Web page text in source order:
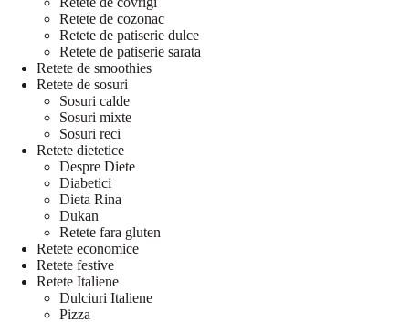
Retete de cozonac
Retete de patiserie dulce
Retete de patiserie sarata
Retete de smoothies
Retete de sosuri
Sosuri calde
Sosuri mixte
Sosuri reci
Retete dietetice
Despre Diete
Diabetici
Dieta Rina
Dukan
Retete fara gluten
Retete economice
Retete festive
Retete Italiene
Dulciuri Italiene
Pizza